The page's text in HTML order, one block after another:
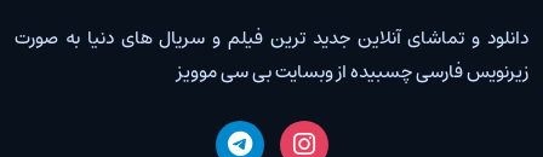
دانلود و تماشای آنلاین جدید ترین فیلم و سریال های دنیا به صورت
زیرنویس فارسی چسبیده از وبسایت بی سی موویز